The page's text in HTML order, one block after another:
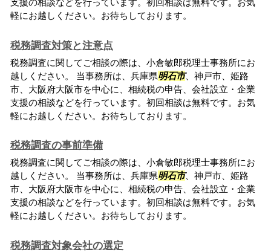
支援の相談などを行っています。初回相談は無料です。お気
軽にお越しください。お待ちしております。
税務調査対策と注意点
税務調査に関してご相談の際は、小倉敏郎税理士事務所にお
越しください。 当事務所は、兵庫県明石市、神戸市、姫路
市、大阪府大阪市を中心に、相続税の申告、会社設立・企業
支援の相談などを行っています。初回相談は無料です。お気
軽にお越しください。お待ちしております。
税務調査の事前準備
税務調査に関してご相談の際は、小倉敏郎税理士事務所にお
越しください。 当事務所は、兵庫県明石市、神戸市、姫路
市、大阪府大阪市を中心に、相続税の申告、会社設立・企業
支援の相談などを行っています。初回相談は無料です。お気
軽にお越しください。お待ちしております。
税務調査対象会社の選定